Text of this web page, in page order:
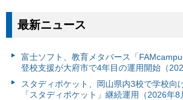
最新ニュース
富⼠ソフト、教育メタバース「
登校支援が大府市で4年目の運用開始（
スタディポケット、岡山県内3校で学校向
「スタディポケット」継続運用（2026年8